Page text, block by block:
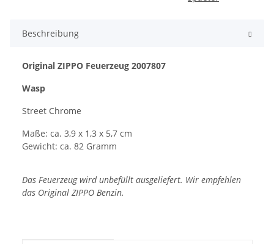
Beschreibung
Original ZIPPO Feuerzeug 2007807
Wasp
Street Chrome
Maße: ca. 3,9 x 1,3 x 5,7 cm
Gewicht: ca. 82 Gramm
Das Feuerzeug wird unbefüllt ausgeliefert. Wir empfehlen
das Original ZIPPO Benzin.